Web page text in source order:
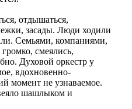
отдышаться,
засады. Люди ходили
Семьями, компаниями,
смеялись,
Духовой оркестр у
вдохновенно-
момент не узнаваемое.
шашлыком и